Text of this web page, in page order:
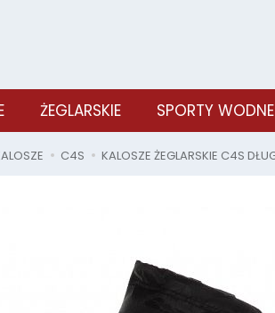
ŻEGLARSKIE SPORTY WODNE
C4S KALOSZE ŻEGLARSKIE C4S